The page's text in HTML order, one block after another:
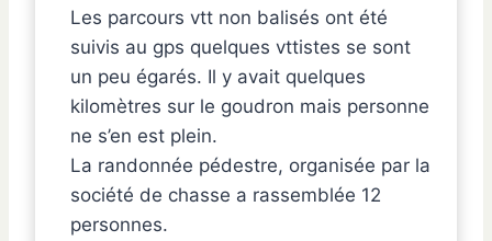
Les parcours vtt non balisés ont été
suivis au gps quelques vttistes se sont
un peu égarés. Il y avait quelques
kilomètres sur le goudron mais personne
ne s’en est plein.
La randonnée pédestre, organisée par la
société de chasse a rassemblée 12
personnes.